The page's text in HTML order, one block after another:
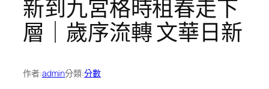
新到九宮格時租春走下
層｜歲序流轉 文華日新
作者:admin分類:分數